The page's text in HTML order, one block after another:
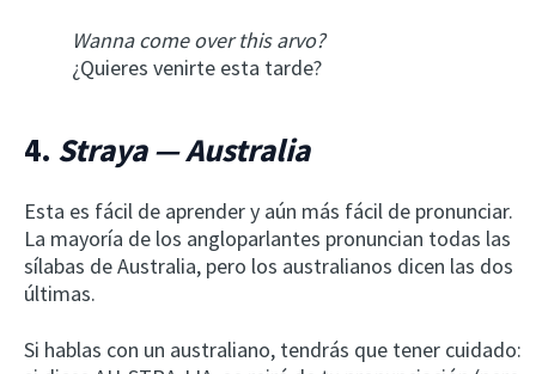
Wanna come over this arvo?
¿Quieres venirte esta tarde?
4. Straya — Australia
Esta es fácil de aprender y aún más fácil de pronunciar.
La mayoría de los angloparlantes pronuncian todas las
sílabas de Australia, pero los australianos dicen las dos
últimas.
Si hablas con un australiano, tendrás que tener cuidado: